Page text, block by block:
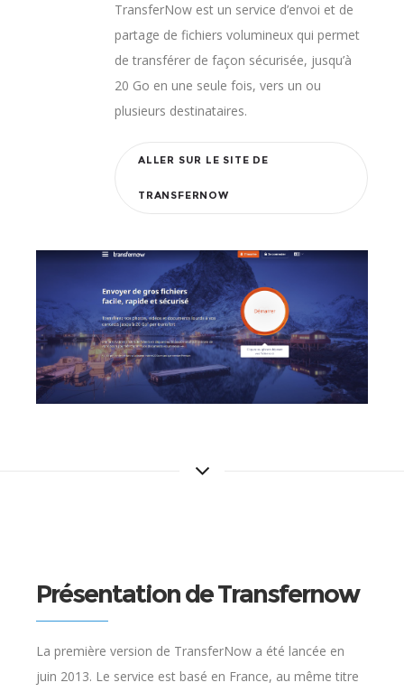
TransferNow est un service d’envoi et de
partage de fichiers volumineux qui permet
de transférer de façon sécurisée, jusqu’à
20 Go en une seule fois, vers un ou
plusieurs destinataires.
ALLER SUR LE SITE DE
TRANSFERNOW
Présentation de Transfernow
La première version de TransferNow a été lancée en
juin 2013. Le service est basé en France, au même titre